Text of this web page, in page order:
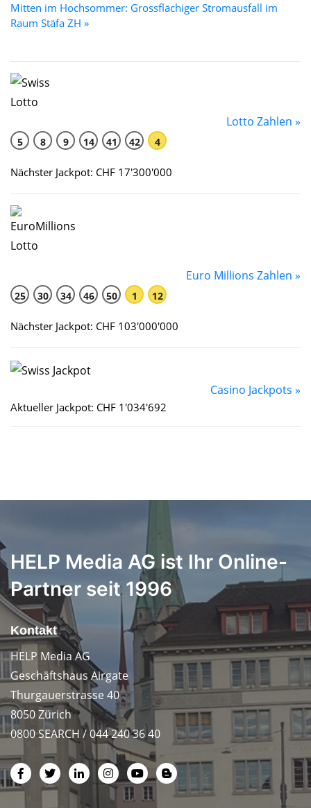
Mitten im Hochsommer: Grossflächiger Stromausfall im
Raum Stäfa ZH »
Lotto Zahlen »
5 8 9 14 41 42 4
Nächster Jackpot: CHF 17'300'000
Euro Millions Zahlen »
25 30 34 46 50 1 12
Nächster Jackpot: CHF 103'000'000
Casino Jackpots »
Aktueller Jackpot: CHF 1'034'692
HELP Media AG ist Ihr Online-
Partner seit 1996
Kontakt
HELP Media AG
Geschäftshaus Airgate
Thurgauerstrasse 40
8050 Zürich
0800 SEARCH / 044 240 36 40